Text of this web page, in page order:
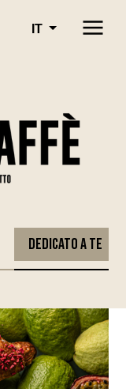
IT
Dedicato a Te